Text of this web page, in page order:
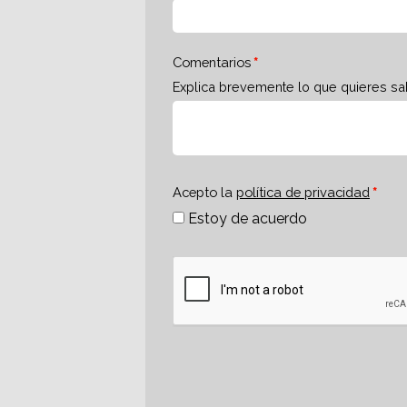
Comentarios
Explica brevemente lo que quieres
Acepto la política de privacidad
Estoy de acuerdo